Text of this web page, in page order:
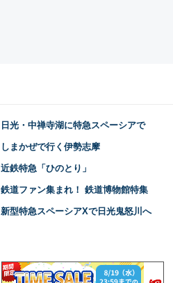
日光・中禅寺湖に特急スペーシアで
しまかぜで行く伊勢志摩
近鉄特急「ひのとり」
鉄道ファン集まれ！ 鉄道博物館特集
新型特急スペーシアXで日光鬼怒川へ